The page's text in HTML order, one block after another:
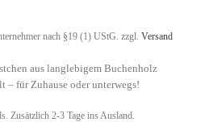
nach §19 (1) UStG. zzgl. Versand
aus langlebigem Buchenholz
für Zuhause oder unterwegs!
Zusätzlich 2-3 Tage ins Ausland.